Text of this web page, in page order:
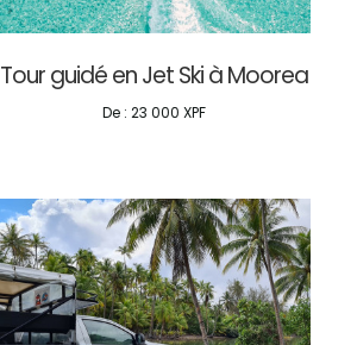
Tour guidé en Jet Ski à Moorea
De : 23 000 XPF